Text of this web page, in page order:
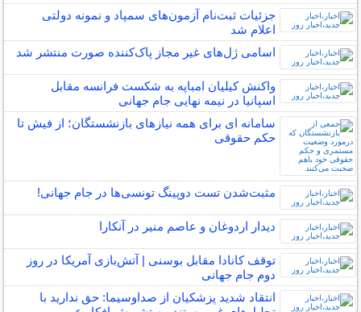
جزئیات ثبت‌نام آزمون‌های سمپاد و نمونه دولتی
اعلام شد
اسامی ژل‌های غیر مجاز پاک‌کننده صورت منتشر شد
واکنش کیلیان امباپه به شکست فرانسه مقابل
اسپانیا در نیمه نهایی جام جهانی
سامانه ای برای همه نیازهای بازنشستگان؛ از فیش تا
حکم حقوقی
مثبت‌شدن تست دوپینگ تونسی‌ها در جام جهانی!
دیدار اردوغان و عاصم منیر در آنکارا
توقف کانادا مقابل بوسنی | آتش‌بازی آمریکا در روز
دوم جام جهانی
انتقاد شدید پزشکیان از صداوسیما: حق ندارید با